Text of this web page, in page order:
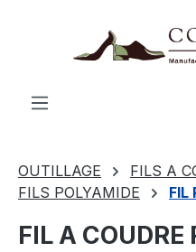
OUTILLAGE
FILS A
FILS POLYAMIDE
FIL
FIL A COUDRE